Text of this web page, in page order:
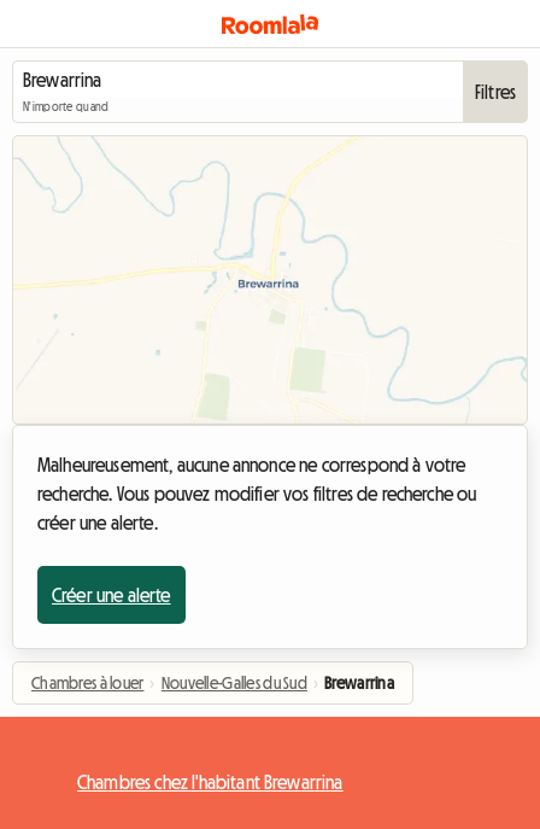
N'importe quand
Filtres
Malheureusement, aucune annonce ne correspond à votre
recherche. Vous pouvez modifier vos filtres de recherche ou
créer une alerte.
Créer une alerte
Chambres à louer › Nouvelle-Galles du Sud › Brewarrina
Chambres chez l'habitant Brewarrina